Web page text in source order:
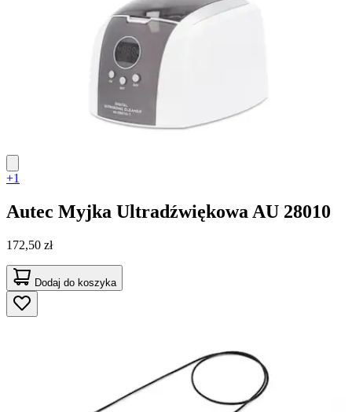
+1
Autec Myjka Ultradźwiękowa AU 28010
172,50 zł
Dodaj do koszyka